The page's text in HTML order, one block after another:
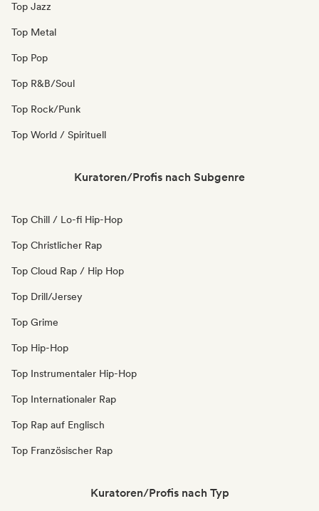
Top Jazz
Top Metal
Top Pop
Top R&B/Soul
Top Rock/Punk
Top World / Spirituell
Kuratoren/Profis nach Subgenre
Top Chill / Lo-fi Hip-Hop
Top Christlicher Rap
Top Cloud Rap / Hip Hop
Top Drill/Jersey
Top Grime
Top Hip-Hop
Top Instrumentaler Hip-Hop
Top Internationaler Rap
Top Rap auf Englisch
Top Französischer Rap
Kuratoren/Profis nach Typ